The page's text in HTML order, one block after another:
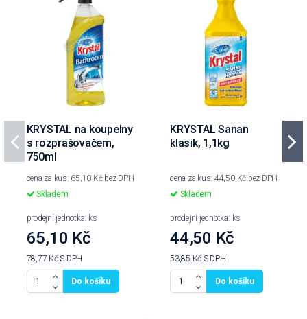
KRYSTAL na koupelny
s rozprašovačem,
750ml
cena za kus: 65,10 Kč bez DPH
Skladem
prodejní jednotka: ks
65,10 Kč
78,77 KčS DPH
Do košíku
KRYSTAL Sanan
klasik, 1,1kg
cena za kus: 44,50 Kč bez DPH
Skladem
prodejní jednotka: ks
44,50 Kč
53,85 Kč S DPH
Do košíku